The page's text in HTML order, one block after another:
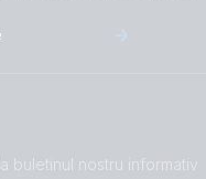
buletinul nostru informativ